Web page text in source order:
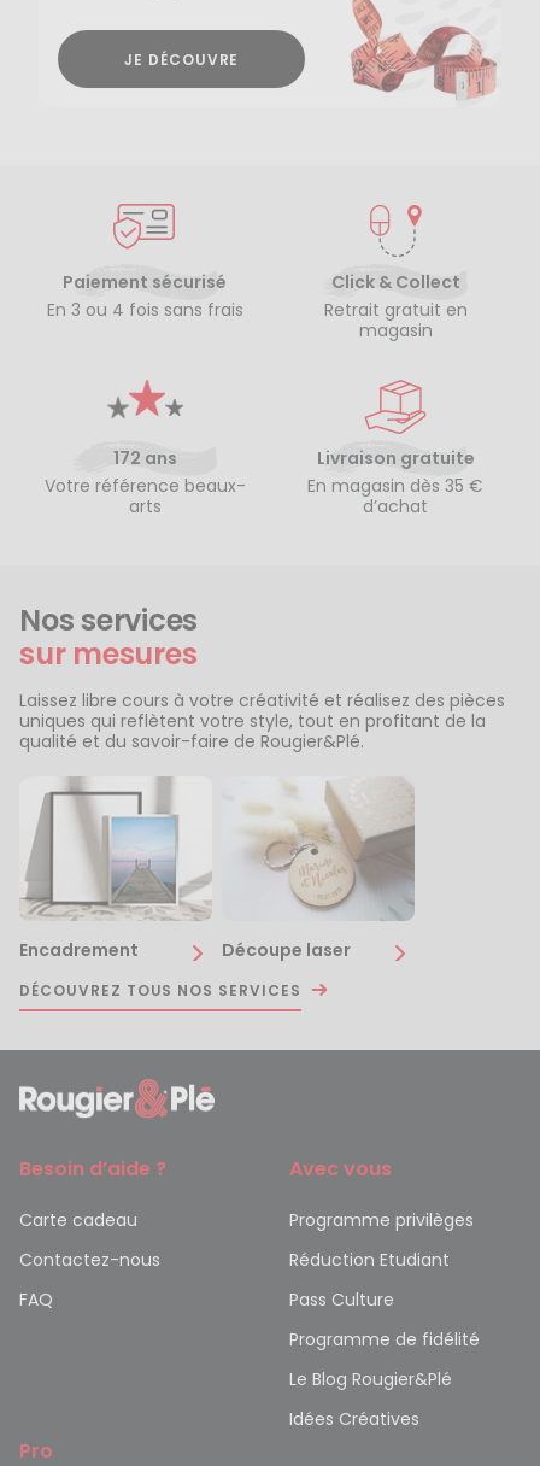
JE DÉCOUVRE
Paiement sécurisé
En 3 ou 4 fois sans frais
Click & Collect
Retrait gratuit en
magasin
172 ans
Votre référence beaux-
arts
Livraison gratuite
En magasin dès 35 €
d’achat
Nos services
sur mesures
Laissez libre cours à votre créativité et réalisez des pièces
uniques qui reflètent votre style, tout en profitant de la
qualité et du savoir-faire de Rougier&Plé.
Encadrement Découpe laser
DÉCOUVREZ TOUS NOS SERVICES
Besoin d’aide ?
Carte cadeau
Contactez-nous
FAQ
Avec vous
Programme privilèges
Réduction Etudiant
Pass Culture
Programme de fidélité
Le Blog Rougier&Plé
Idées Créatives
Pro